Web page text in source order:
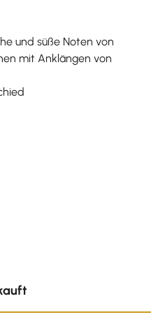
und süße Noten von
mit Anklängen von